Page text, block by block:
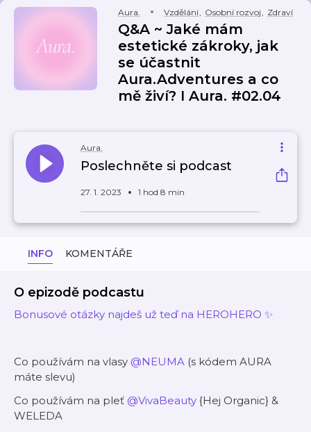
Aura. Vzdělání, Osobní rozvoj, Zdraví
Q&A ~ Jaké mám
estetické zákroky, jak
se účastnit
Aura.Adventures a co
mě živí? I Aura. #02.04
Aura.
Poslechněte si podcast
27. 1. 2023 1 hod 8 min
INFO KOMENTÁŘE
O epizodě podcastu
Bonusové otázky najdeš už teď na HEROHERO ✨
Co používám na vlasy @NEUMA (s kódem AURA
máte slevu)
Co používám na pleť @VivaBeauty {Hej Organic} &
WELEDA